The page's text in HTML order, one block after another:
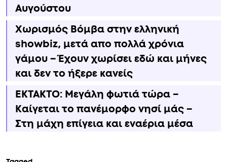
Αυγούστου
Χωρισμός Bóμβα στην ελληνική
showbiz, μετά απο πολλά χρόνια
γάμου – Έχουν χωρίσει εδώ και μήνες
και δεν το ήξερε κανείς
ΕΚΤΑΚΤΟ: Μεγάλη φωτιά τώρα –
Καίγεται το πανέμορφο νησί μάς –
Στη μάχη επίγεια και εναέρια μέσα